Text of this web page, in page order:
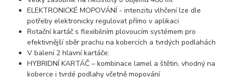
ELEKTRONICKÉ MOPOVÁNÍ - intenzitu vlhčení lze dle
potřeby elektronicky regulovat přímo v aplikaci
Rotační kartáč s flexibilním plovoucím systémem pro
efektivnější sběr prachu na kobercích a tvrdých podlahách
V balení 2 hlavní kartáče:
HYBRIDNÍ KARTÁČ – kombinace lamel a štětin, vhodný na
koberce i tvrdé podlahy včetně mopování